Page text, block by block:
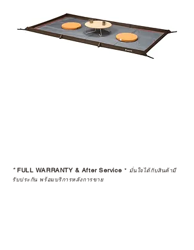
*FULL WARRANTY & After Service * มั่นใจได้กับสินค้ามี
รับประกัน พร้อมบริการหลังการขาย